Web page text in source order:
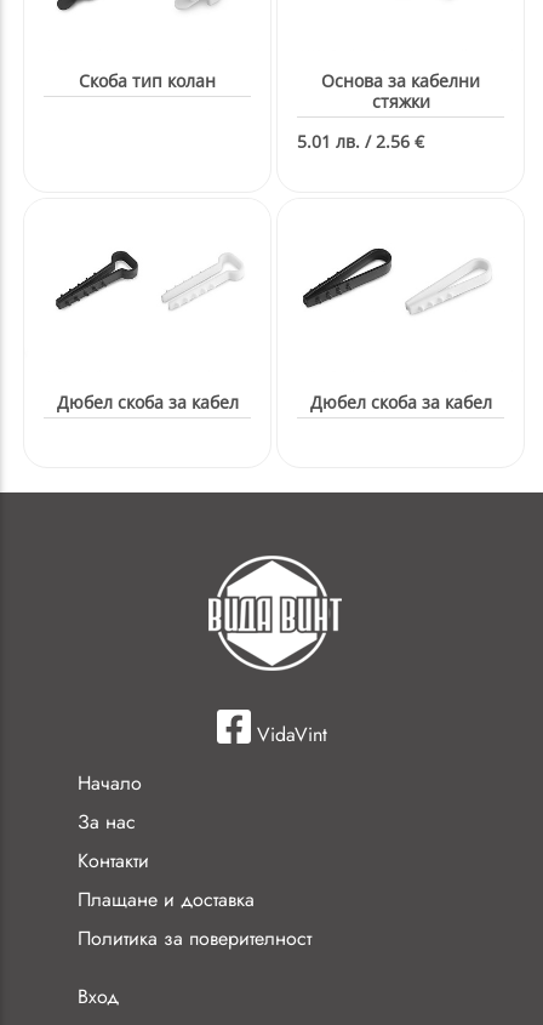
Скоба тип колан
Основа за кабелни
стяжки
5.01 лв. / 2.56 €
Дюбел скоба за кабел Дюбел скоба за кабел
VidaVint
Начало
За нас
Контакти
Плащане и доставка
Политика за поверителност
Вход